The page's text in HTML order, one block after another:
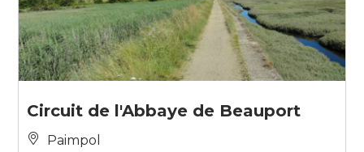
Circuit de l'Abbaye de Beauport
Paimpol